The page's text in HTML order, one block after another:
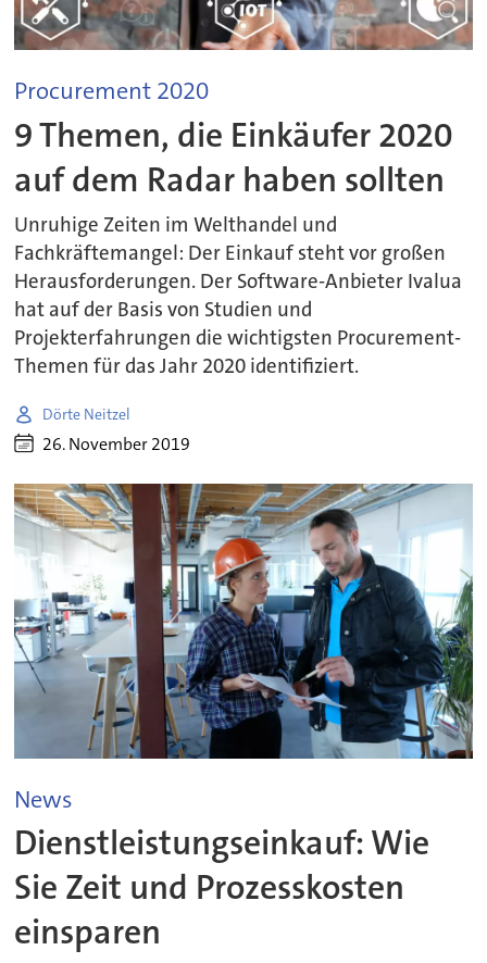
Procurement 2020
9 Themen, die Einkäufer 2020
auf dem Radar haben sollten
Unruhige Zeiten im Welthandel und
Fachkräftemangel: Der Einkauf steht vor großen
Herausforderungen. Der Software-Anbieter Ivalua
hat auf der Basis von Studien und
Projekterfahrungen die wichtigsten Procurement-
Themen für das Jahr 2020 identifiziert.
Dörte Neitzel
26. November 2019
News
Dienstleistungseinkauf: Wie
Sie Zeit und Prozesskosten
einsparen